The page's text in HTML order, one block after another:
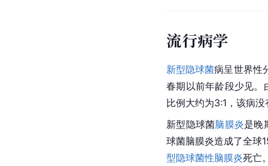
流行病学
新型隐球菌病呈世界性
春期以前年龄段少见
比例大约为3:1，该病
新型隐球菌脑膜炎是晚
球菌脑膜炎造成了全球
型隐球菌性脑膜炎死亡